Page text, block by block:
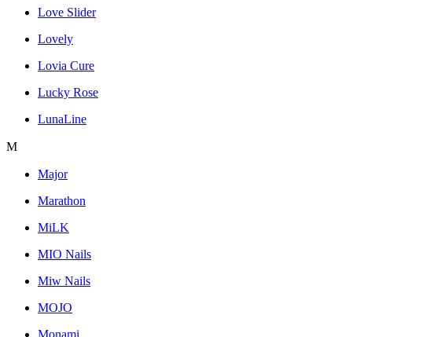
Love Slider
Lovely
Lovia Cure
Lucky Rose
LunaLine
M
Major
Marathon
MiLK
MIO Nails
Miw Nails
MOJO
Monami